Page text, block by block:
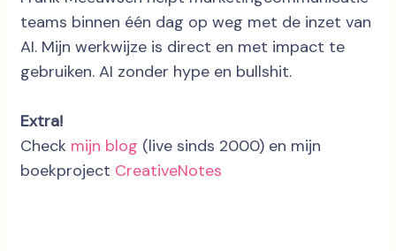
teams binnen één dag op weg met de inzet van
AI. Mijn werkwijze is direct en met impact te
gebruiken. AI zonder hype en bullshit.
Extra!
Check mijn blog (live sinds 2000) en mijn
boekproject CreativeNotes